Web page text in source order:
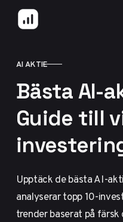
Hoppa till innehåll
KATEGORI
AI AKTIE
Bästa AI-
Guide till
Upptäck de bästa AI-
analyserar topp 10-
trender baserat på